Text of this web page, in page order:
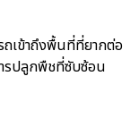
ถเข้าถึงพื้นที่ที่ยากต่อ
รปลูกพืชที่ซับซ้อน